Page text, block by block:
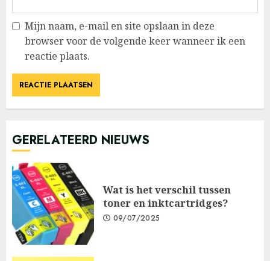
Mijn naam, e-mail en site opslaan in deze
browser voor de volgende keer wanneer ik een
reactie plaats.
GERELATEERD NIEUWS
Wat is het verschil tussen
toner en inktcartridges?
09/07/2025